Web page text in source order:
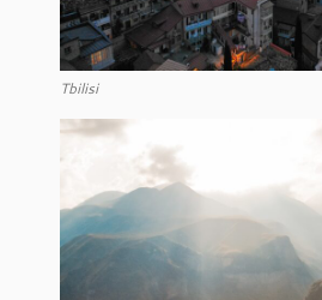
Tbilisi